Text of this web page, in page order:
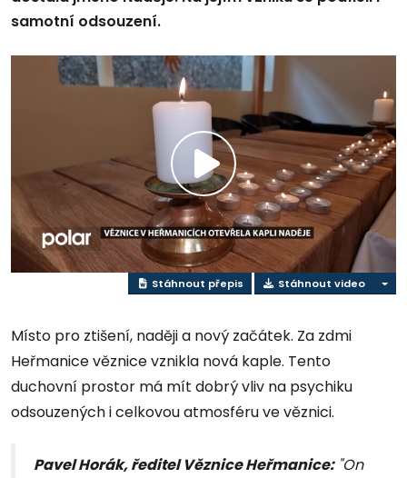
samotní odsouzení.
Přehrát
video
Stáhnout přepis Stáhnout video
Místo pro ztišení, naději a nový začátek. Za zdmi
Heřmanice věznice vznikla nová kaple. Tento
duchovní prostor má mít dobrý vliv na psychiku
odsouzených i celkovou atmosféru ve věznici.
Pavel Horák, ředitel Věznice Heřmanice:"On